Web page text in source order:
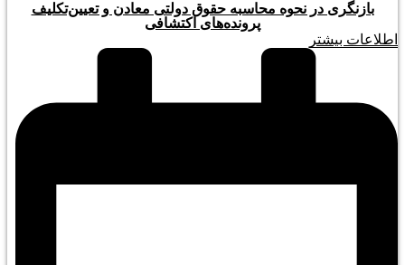
بازنگری در نحوه محاسبه حقوق دولتی معادن و تعیین‌تکلیف
پرونده‌های اکتشافی
اطلاعات بیشتر